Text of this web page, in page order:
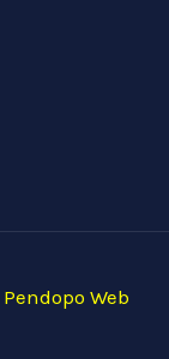
Pendopo Web